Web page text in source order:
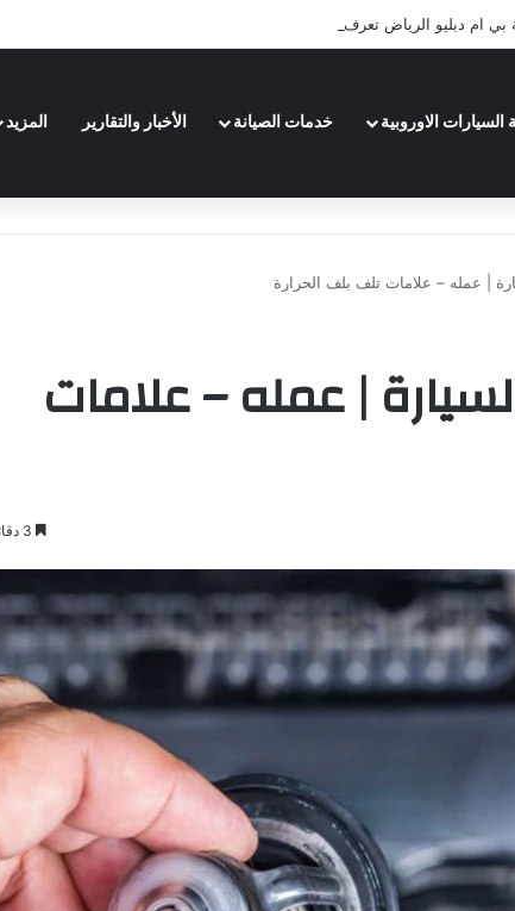
ام دبليو الرياض تعرف عليها لعام 2026
الاوروبية خدمات الصيانة الأخبار والتقارير المزيد
| عمله – علامات تلف بلف الحرارة
| عمله – علامات